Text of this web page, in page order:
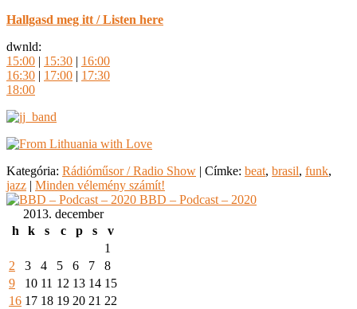
Hallgasd meg itt / Listen here
dwnld:
15:00 | 15:30 | 16:00
16:30 | 17:00 | 17:30
18:00
Kategória: Rádióműsor / Radio Show | Címke: beat, brasil, funk,
jazz | Minden vélemény számít!
BBD – Podcast – 2020
2013. december
h
k s c p s
v
1
2
3 4 5 6 7
8
9
10 11 12 13 14 15
16 17 18 19 20 21 22